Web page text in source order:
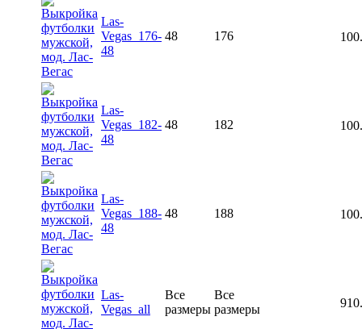
Las-
Vegas_176-
48
48 176
Las-
Vegas_182-
48
48 182
Las-
Vegas_188-
48
48 188
Las-
Vegas_all
Все
размеры
Все
размеры